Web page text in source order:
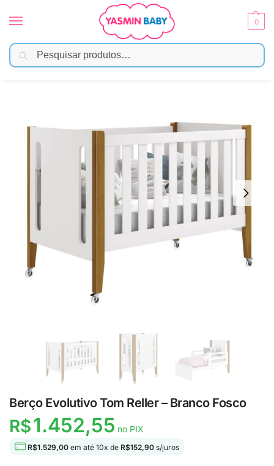
0
Início Móveis Infantis / Berço /
Berço Evolutivo Tom Reller – Branco Fosco
R$1.452,55 no PIX
R$1.529,00 em até 10x de R$152,90 s/juros